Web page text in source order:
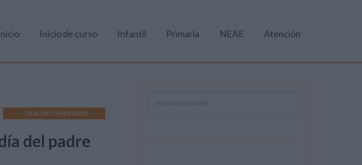
Inicio de curso Infantil Primaria NEAE Atención
DEJA UN COMENTARIO
del padre